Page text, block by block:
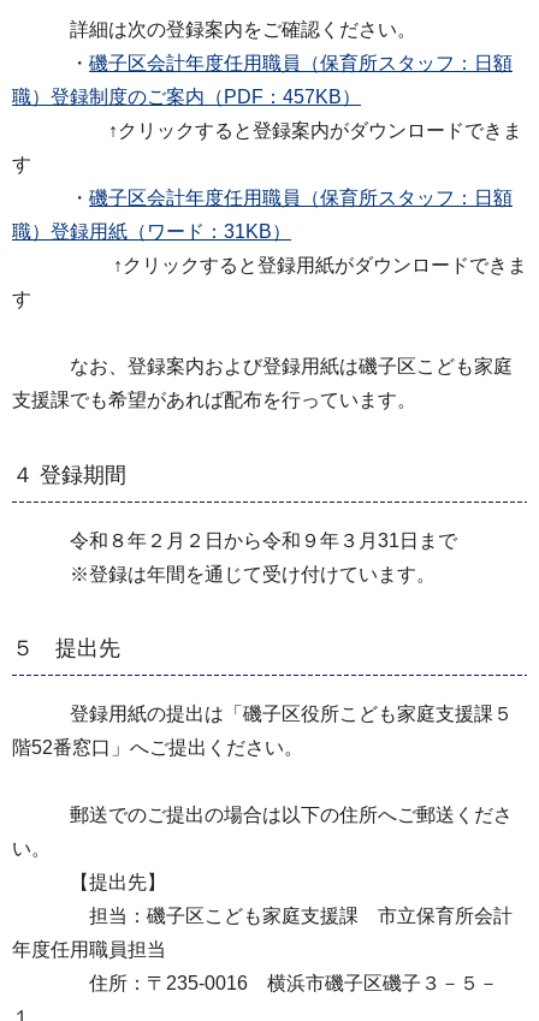
詳細は次の登録案内をご確認ください。
・ 磯子区会計年度任用職員（保育所スタッフ：日額
職）登録制度のご案内（PDF：457KB）
↑クリックすると登録案内がダウンロードできま
す
・ 磯子区会計年度任用職員（保育所スタッフ：日額
職）登録用紙（ワード：31KB）
↑クリックすると登録用紙がダウンロードできま
す
なお、登録案内および登録用紙は磯子区こども家庭
支援課でも希望があれば配布を行っています。
４ 登録期間
令和８年２月２日から令和９年３月31日まで
※登録は年間を通じて受け付けています。
５ 提出先
登録用紙の提出は「磯子区役所こども家庭支援課５
階52番窓口」へご提出ください。
郵送でのご提出の場合は以下の住所へご郵送くださ
い。
【提出先】
担当：磯子区こども家庭支援課 市立保育所会計
年度任用職員担当
住所：〒235-0016 横浜市磯子区磯子３－５－